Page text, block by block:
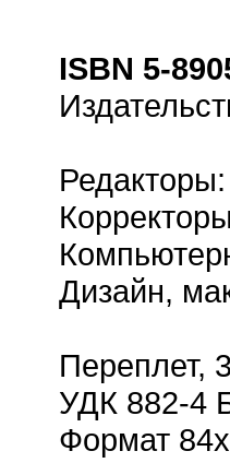
ISBN 5-
Дизайн,
Переплет,
УДК 882-4
Формат